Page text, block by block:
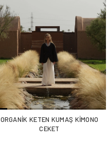
ORGANİK KETEN KUMAŞ KİMONO
CEKET